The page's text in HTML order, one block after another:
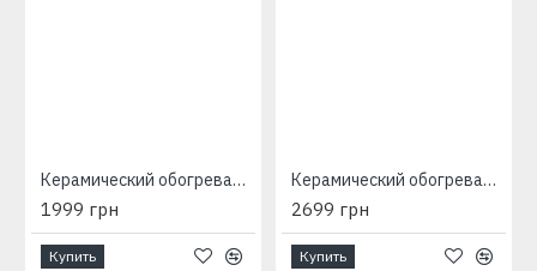
Керамический обогреватель Камин 350 с конвекцией бежевый
1999 грн
Купить
Керамический обогреватель Камин 350 Т с конвекцией бежевый
2699 грн
Купить